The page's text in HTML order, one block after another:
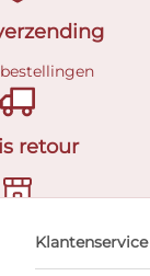
retour
afspraak
Klantenservice